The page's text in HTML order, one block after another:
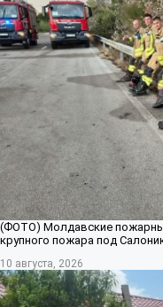
(ФОТО) Молдавские
крупного пожара под
10 августа, 2026